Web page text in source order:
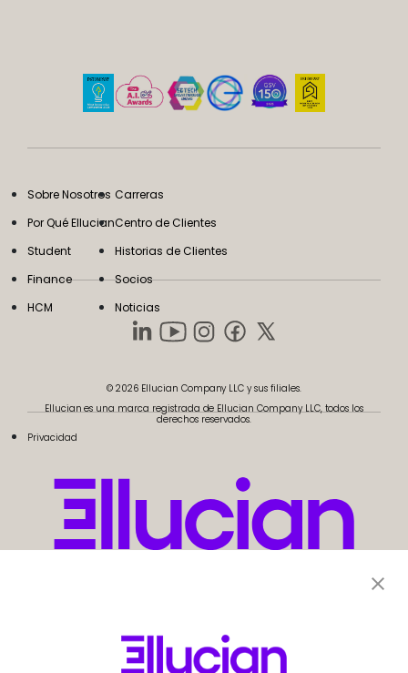
Sobre Nosotros
Por Qué Ellucian
Student
Finance
HCM
Carreras
Centro de Clientes
Historias de Clientes
Socios
Noticias
© 2026 Ellucian Company LLC y sus filiales.
Ellucian es una marca registrada de Ellucian Company LLC, todos los
derechos reservados.
Privacidad